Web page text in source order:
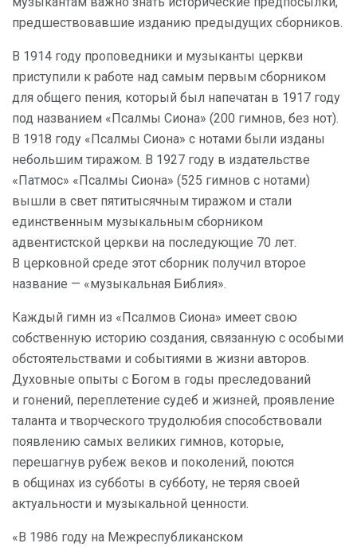
предшествовавшие изданию предыдущих сборников.
В 1914 году проповедники и музыканты церкви
приступили к работе над самым первым сборником
для общего пения, который был напечатан в 1917 году
под названием «Псалмы Сиона» (200 гимнов, без нот).
В 1918 году «Псалмы Сиона» с нотами были изданы
небольшим тиражом. В 1927 году в издательстве
«Патмос» «Псалмы Сиона» (525 гимнов с нотами)
вышли в свет пятитысячным тиражом и стали
единственным музыкальным сборником
адвентистской церкви на последующие 70 лет.
В церковной среде этот сборник получил второе
название — «музыкальная Библия».
Каждый гимн из «Псалмов Сиона» имеет свою
собственную историю создания, связанную с особыми
обстоятельствами и событиями в жизни авторов.
Духовные опыты с Богом в годы преследований
и гонений, переплетение судеб и жизней, проявление
таланта и творческого трудолюбия способствовали
появлению самых великих гимнов, которые,
перешагнув рубеж веков и поколений, поются
в общинах из субботы в субботу, не теряя своей
актуальности и музыкальной ценности.
«В 1986 году на Межреспубликанском